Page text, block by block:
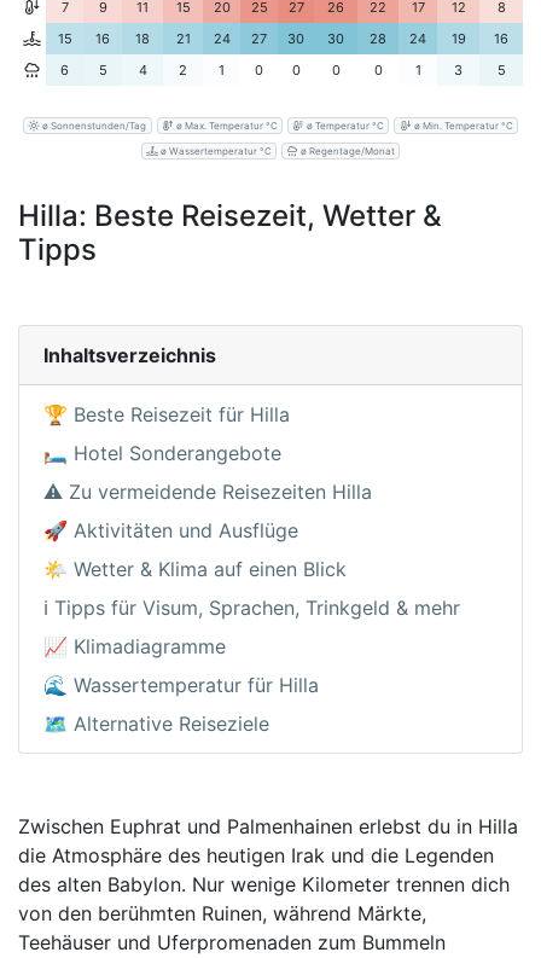
7
9 11 15 20 25 27 26 22 17 12
8
15
16 18 21 24 27 30 30 28 24 19
16
6
5 4 2 1 0 0 0 0 1 3 5
ø Sonnenstunden/Tag ø Max. Temperatur °C ø Temperatur °C ø Min. Temperatur °C
ø Wassertemperatur °C ø Regentage/Monat
Hilla: Beste Reisezeit, Wetter &
Tipps
Inhaltsverzeichnis
🏆 Beste Reisezeit für Hilla
🛏️ Hotel Sonderangebote
⚠️ Zu vermeidende Reisezeiten Hilla
🚀 Aktivitäten und Ausflüge
🌤️ Wetter & Klima auf einen Blick
ℹ️ Tipps für Visum, Sprachen, Trinkgeld & mehr
📈 Klimadiagramme
🌊 Wassertemperatur für Hilla
🗺️ Alternative Reiseziele
Zwischen Euphrat und Palmenhainen erlebst du in Hilla
die Atmosphäre des heutigen Irak und die Legenden
des alten Babylon. Nur wenige Kilometer trennen dich
von den berühmten Ruinen, während Märkte,
Teehäuser und Uferpromenaden zum Bummeln